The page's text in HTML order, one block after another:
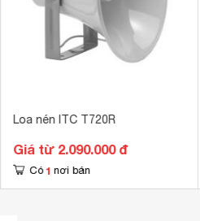
Loa nén ITC T720R
Giá từ 2.090.000 đ
Có 1 nơi bán